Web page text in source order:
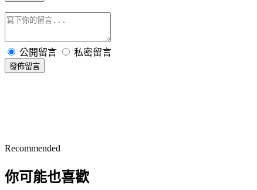
公開留言 私密留言
發佈留言
Recommended
你可能也喜歡